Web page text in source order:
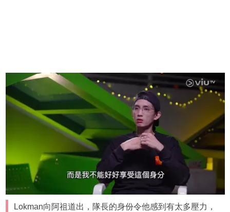
Lokman向阿祖道出，隊長的身份令他感到有太多壓力，